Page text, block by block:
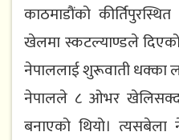
काठमाडौंको
खेलमा स्कटल्याण्डले
नेपाललाई शुरूवाती धक्का
नेपालले ८ ओभर
बनाएको थियो।